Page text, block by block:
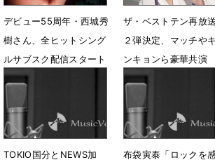
デビュー55周年・西城秀
樹さん、全ヒットシング
ルサブスク配信スタート
ザ・ベストテン再放
２弾決定、マッチや
ンキョンら豪華共演
TOKIO国分とNEWS加
布袋寅泰「ロックを